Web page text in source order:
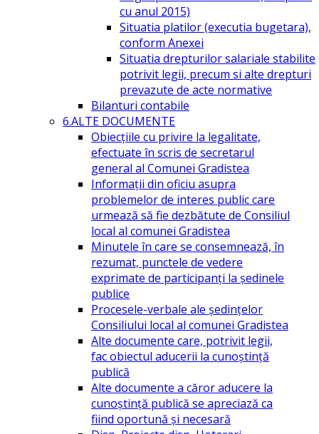
cu anul 2015)
Situatia platilor (executia bugetara),
conform Anexei
Situatia drepturilor salariale stabilite
potrivit legii, precum si alte drepturi
prevazute de acte normative
Bilanturi contabile
6.ALTE DOCUMENTE
Obiecțiile cu privire la legalitate,
efectuate în scris de secretarul
general al Comunei Gradistea
Informații din oficiu asupra
problemelor de interes public care
urmează să fie dezbătute de Consiliul
local al comunei Gradistea
Minutele în care se consemnează, în
rezumat, punctele de vedere
exprimate de participanți la ședinele
publice
Procesele-verbale ale ședințelor
Consiliului local al comunei Gradistea
Alte documente care, potrivit legii,
fac obiectul aducerii la cunoștință
publică
Alte documente a căror aducere la
cunoștință publică se apreciază ca
fiind oportună și necesară